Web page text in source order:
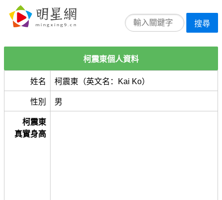
搜尋
柯震東個人資料
姓名 柯震東（英文名：Kai Ko）
性別 男
柯震東
真實身高